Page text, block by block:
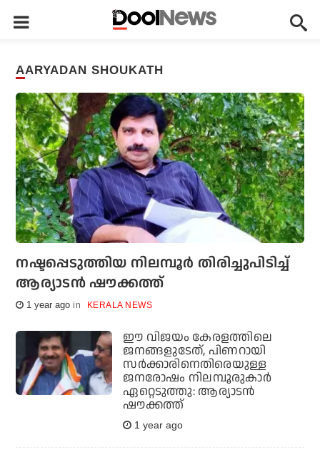
AARYADAN SHOUKATH
നഷ്ടപ്പെടുത്തിയ നിലമ്പൂര്‍ തിരിച്ചുപിടിച്ച്
ആര്യാടന്‍ ഷൗക്കത്ത്
1 year ago KERALA NEWS
ഈ വിജയം കേരളത്തിലെ
ജനങ്ങളുടേത്, പിണറായി
സർക്കാരിനെതിരെയുള്ള
ജനരോഷം നിലമ്പൂരുകാർ
ഏറ്റെടുത്തു: ആര്യാടൻ
ഷൗക്കത്ത്
1 year ago